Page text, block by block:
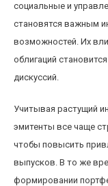
социальные и
становятся важным
возможностей. Их
облигаций
дискуссий.
Учитывая растущий
эмитенты все чаще
чтобы повысить
выпусков. В то же
формировании